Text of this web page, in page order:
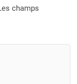
champs